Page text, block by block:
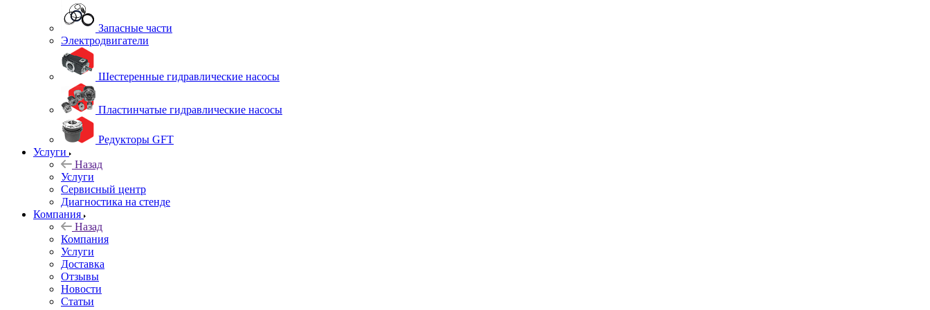
Запасные части
Электродвигатели
Шестеренные гидравлические насосы
Пластинчатые гидравлические насосы
Редукторы GFT
Услуги
Назад
Услуги
Сервисный центр
Диагностика на стенде
Компания
Назад
Компания
Услуги
Доставка
Отзывы
Новости
Статьи